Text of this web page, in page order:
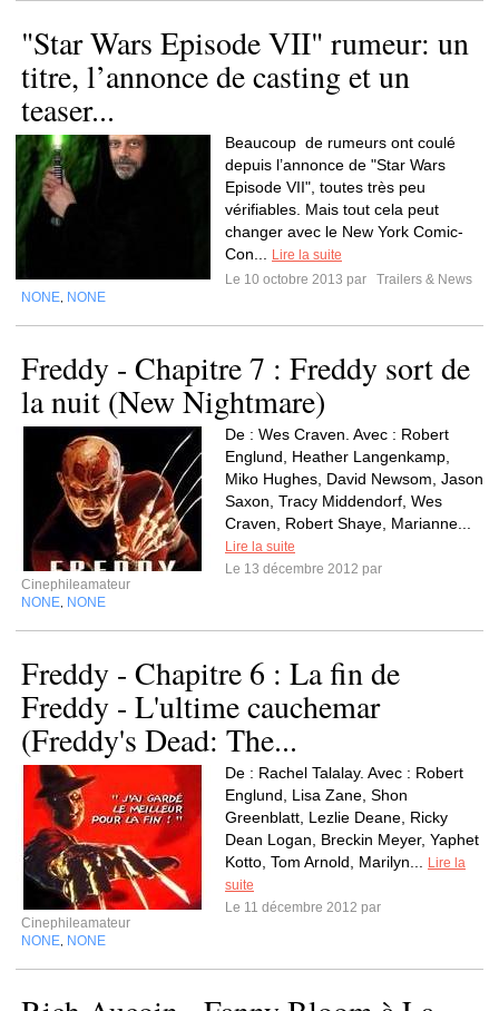
"Star Wars Episode VII" rumeur: un
titre, l’annonce de casting et un
teaser...
Beaucoup de rumeurs ont coulé
depuis l’annonce de "Star Wars
Episode VII", toutes très peu
vérifiables. Mais tout cela peut
changer avec le New York Comic-
Con...
Lire la suite
Le 10 octobre 2013 par
Trailers & News
NONE NONE
Freddy - Chapitre 7 : Freddy sort de
la nuit (New Nightmare)
De : Wes Craven. Avec : Robert
Englund, Heather Langenkamp,
Miko Hughes, David Newsom, Jason
Saxon, Tracy Middendorf, Wes
Craven, Robert Shaye, Marianne...
Lire la suite
Le 13 décembre 2012 par
Cinephileamateur
NONE NONE
Freddy - Chapitre 6 : La fin de
Freddy - L'ultime cauchemar
(Freddy's Dead: The...
De : Rachel Talalay. Avec : Robert
Englund, Lisa Zane, Shon
Greenblatt, Lezlie Deane, Ricky
Dean Logan, Breckin Meyer, Yaphet
Kotto, Tom Arnold, Marilyn...
Lire la
suite
Le 11 décembre 2012 par
Cinephileamateur
NONE NONE